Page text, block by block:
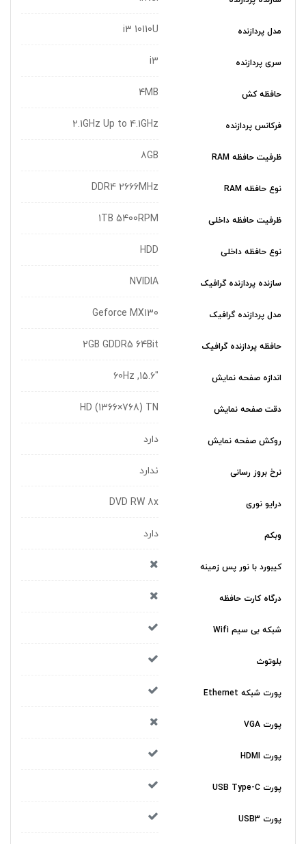
مدل پردازنده i3 10110U
سری پردازنده i3
حافظه کش 4MB
فرکانس پردازنده 2.1GHz Up to 4.1GHz
ظرفیت حافظه RAM 8GB
نوع حافظه RAM DDR4 2666MHz
ظرفیت حافظه داخلی 1TB 5400RPM
نوع حافظه داخلی HDD
سازنده پردازنده گرافیک NVIDIA
مدل پردازنده گرافیک Geforce MX130
حافظه پردازنده گرافیک 2GB GDDR5 64Bit
اندازه صفحه نمایش "15.6, 60Hz
دقت صفحه نمایش HD (1366×768) TN
روکش صفحه نمایش دارد
نرخ بروز رسانی ندارد
درایو نوری DVD RW 8x
وبکم دارد
کیبورد با نور پس زمینه
درگاه کارت حافظه
شبکه بی سیم Wifi
بلوتوث
پورت شبکه Ethernet
پورت VGA
پورت HDMI
پورت USB Type-C
پورت USB3